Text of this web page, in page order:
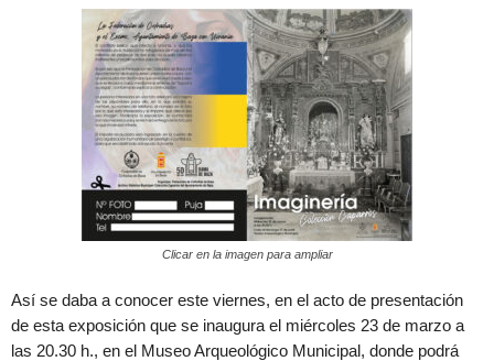
Clicar en la imagen para ampliar
Así se daba a conocer este viernes, en el acto de presentación
de esta exposición que se inaugura el miércoles 23 de marzo a
las 20.30 h., en el Museo Arqueológico Municipal, donde podrá